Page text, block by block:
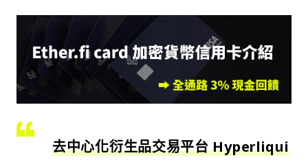
去中心化衍生品交易平台 Hyperliqui